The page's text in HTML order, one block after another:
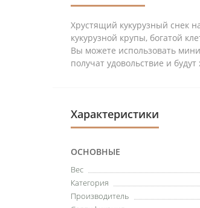
Хрустящий кукурузный снек
кукурузной крупы, богатой
Вы можете использовать
получат удовольствие и
Характеристики
ОСНОВНЫЕ
Вес
Категория
Производитель